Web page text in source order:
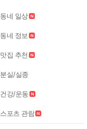
동네 일상
동네 정보
맛집 추천
분실/실종
건강/운동
스포츠 관람